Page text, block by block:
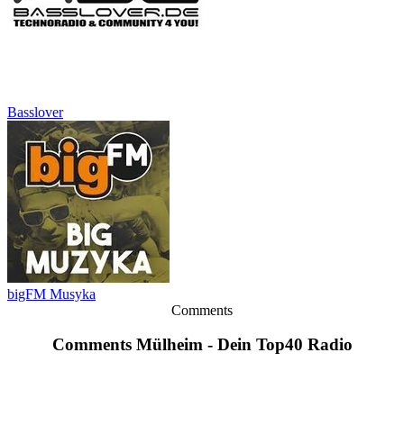
Basslover
bigFM Musyka
Comments
Comments Mülheim - Dein Top40 Radio